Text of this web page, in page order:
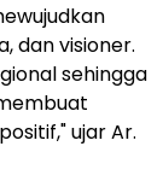
dan visioner.
sehingga
ujar Ar.